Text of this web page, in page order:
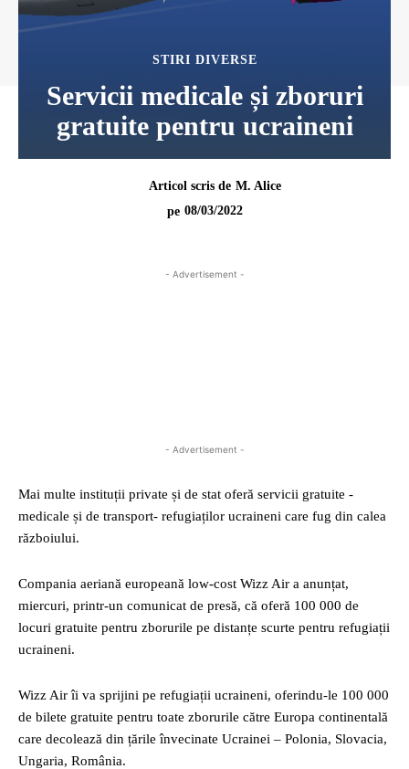
STIRI DIVERSE
Servicii medicale și zboruri
gratuite pentru ucraineni
Articol scris de M. Alice
pe 08/03/2022
- Advertisement -
- Advertisement -
Mai multe instituții private și de stat oferă servicii gratuite -
medicale și de transport- refugiaților ucraineni care fug din calea
războiului.
Compania aeriană europeană low-cost Wizz Air a anunțat,
miercuri, printr-un comunicat de presă, că oferă 100 000 de
locuri gratuite pentru zborurile pe distanțe scurte pentru refugiații
ucraineni.
Wizz Air îi va sprijini pe refugiații ucraineni, oferindu-le 100 000
de bilete gratuite pentru toate zborurile către Europa continentală
care decolează din țările învecinate Ucrainei – Polonia, Slovacia,
Ungaria, România.